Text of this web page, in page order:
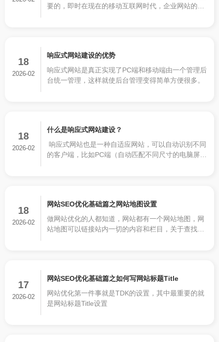
要的，即时在现在的移动互联网时代，企业网站的作
18
2026-02
响应式网站建设的优势
响应式网站是真正实现了PC端和移动端由一个管理后
台统一管理，这样就使后台管理变得简单方便很多。
18
2026-02
什么是响应式网站建设？
响应式网站也是一种自适应网站，可以自动识别不同
的客户端，比如PC端（自动匹配不同尺寸的电脑屏
用户的体验非常好。但并不是所有自适应网站都是响
应式网站，有些自适应网站并没有对不同终端进行专
业的进行排版布局，只是简单的自动压缩图片和自动
18
2026-02
网站SEO优化基础篇之网站地图设置
做网站优化的人都知道，网站都有一个网站地图，网
站地图可以链接站内一切的内容和栏目，关于查找引
17
2026-02
网站SEO优化基础篇之如何写网站标题Title
网站优化第一件事就是TDK的设置，其中最重要的就
是网站标题Title设置